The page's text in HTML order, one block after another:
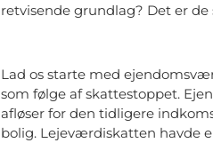
retvisende grundlag? Det er
Lad os starte med
som følge af skattestoppet.
afløser for den tidligere
bolig. Lejeværdiskatten havde